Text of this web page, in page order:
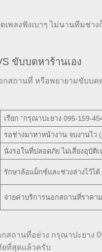
เพลงฟังเบาๆ ไม่นานทีมช่
ขับบดหาร้านเอง
กสถานที่ หรือพยายามขับบด
เรียก “กรุณาปะยาง 095-159-
รอช่างมาหาหน้างาน จบงานไว
นั่งรอในที่ปลอดภัย ไม่เสี่ยงอุบัติ
รักษาล้อแม็กซ์และช่วงล่างไว้ได้
จ่ายค่าบริการนอกสถานที่ราคา
สถานที่อย่าง กรุณาปะยาง
ยที่สุดแล้วครับ